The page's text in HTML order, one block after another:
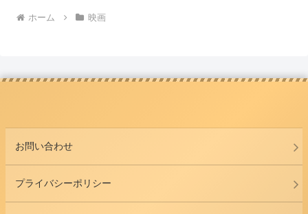
ホーム 映画
お問い合わせ
プライバシーポリシー